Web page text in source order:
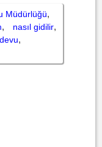
Müdürlüğü,
, nasıl gidilir,
,